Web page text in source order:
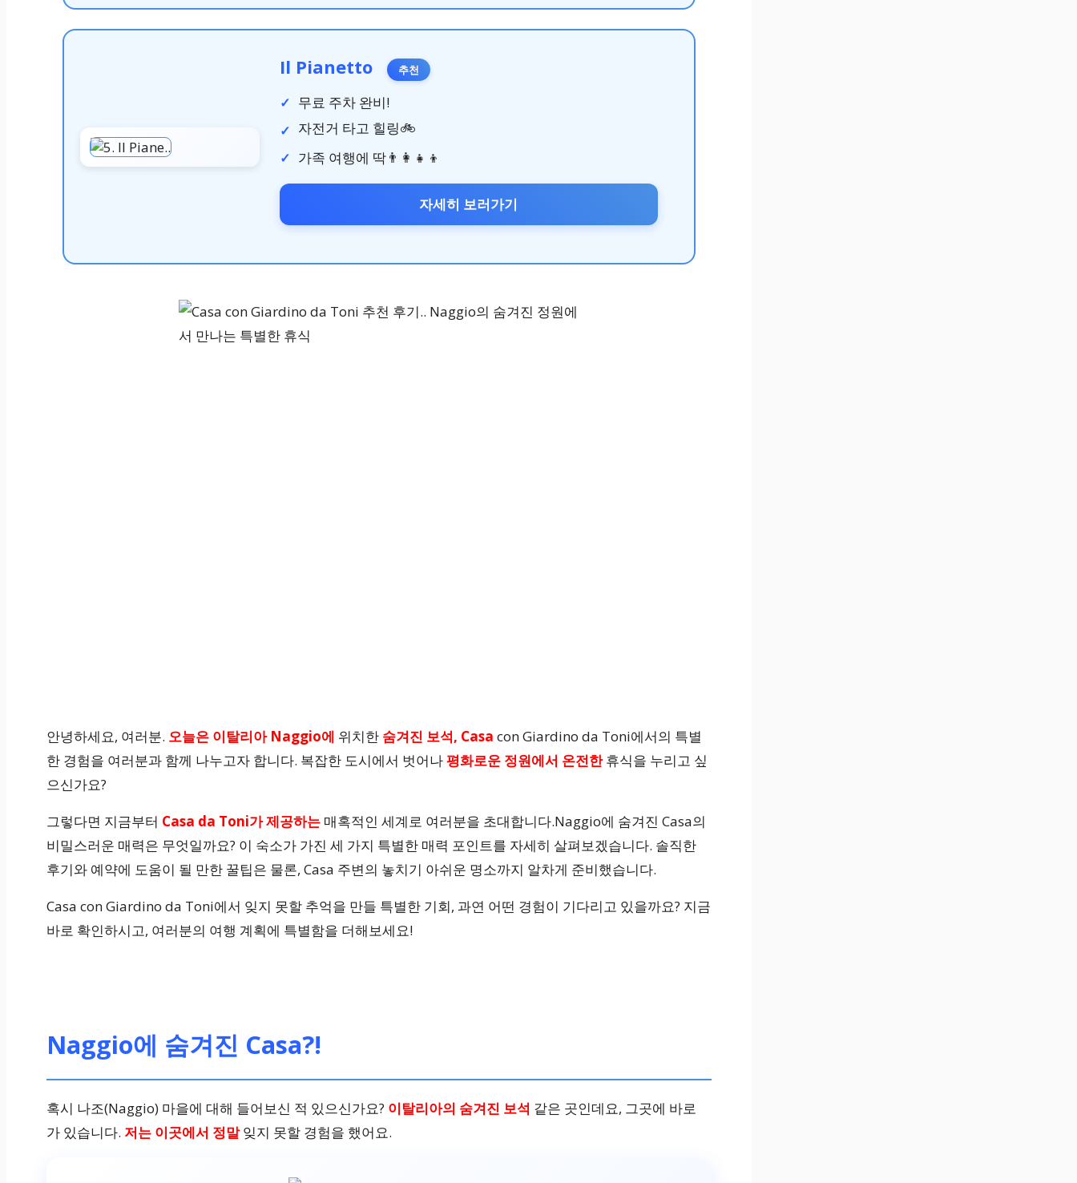
Il Pianetto 추천
무료 주차 완비!
자전거 타고 힐링🚲
가족 여행에 딱👨‍👩‍👧‍👦
자세히 보러가기
안녕하세요, 여러분. 오늘은 이탈리아 Naggio에 위치한 숨겨진 보석, Casa con Giardino da Toni에서의 특별
한 경험을 여러분과 함께 나누고자 합니다. 복잡한 도시에서 벗어나평화로운 정원에서 온전한휴식을 누리고 싶
으신가요?
그렇다면 지금부터 Casa da Toni가 제공하는 매혹적인 세계로 여러분을 초대합니다.Naggio에 숨겨진 Casa의
비밀스러운 매력은 무엇일까요? 이 숙소가 가진 세 가지 특별한 매력 포인트를 자세히 살펴보겠습니다. 솔직한
후기와 예약에 도움이 될 만한 꿀팁은 물론, Casa 주변의 놓치기 아쉬운 명소까지 알차게 준비했습니다.
Casa con Giardino da Toni에서 잊지 못할 추억을 만들 특별한 기회, 과연 어떤 경험이 기다리고 있을까요? 지금
바로 확인하시고, 여러분의 여행 계획에 특별함을 더해보세요!
Naggio에 숨겨진 Casa?!
혹시 나조(Naggio) 마을에 대해 들어보신 적 있으신가요? 이탈리아의 숨겨진 보석 같은 곳인데요, 그곳에 바로
가 있습니다. 저는 이곳에서 정말잊지 못할 경험을 했어요.